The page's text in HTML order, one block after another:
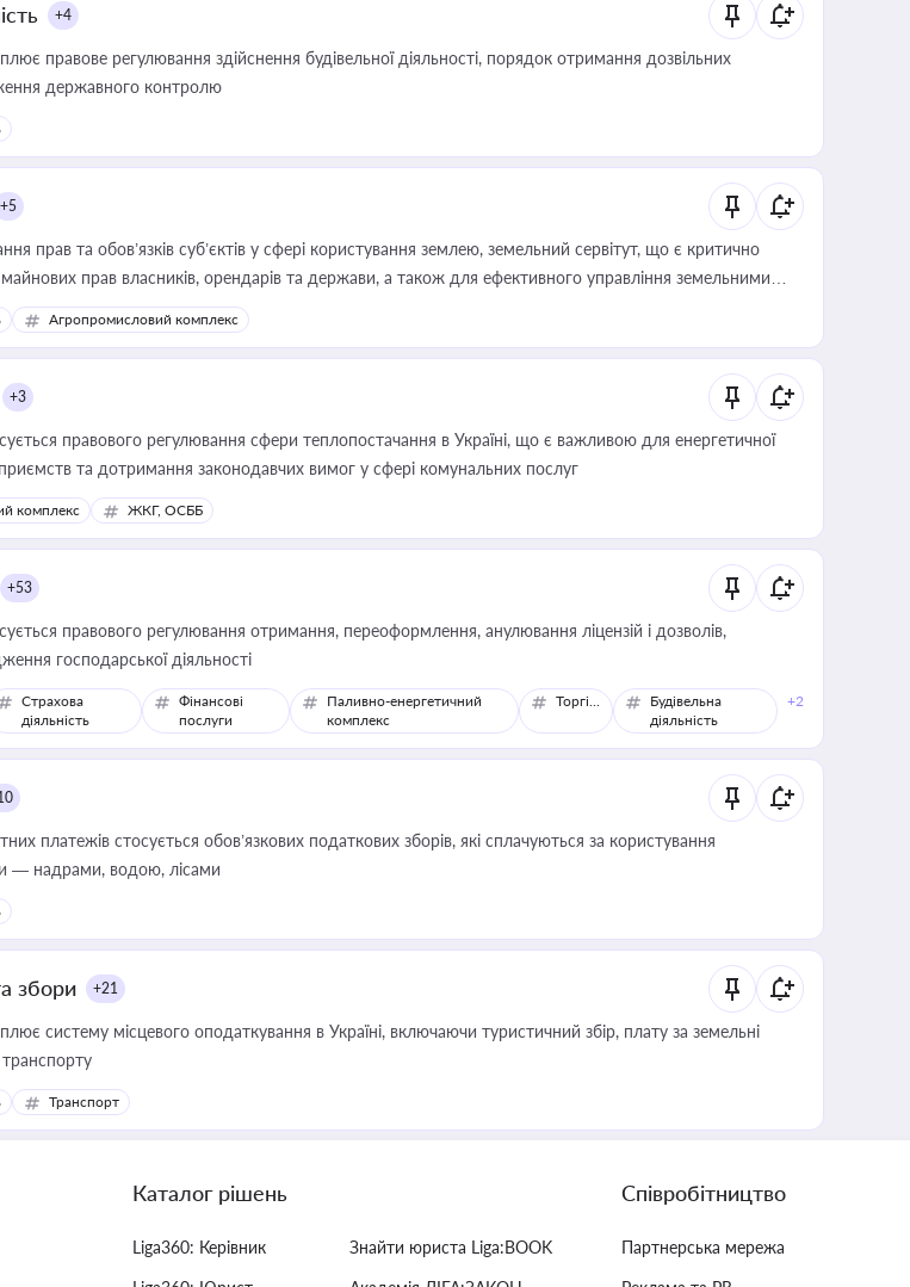
+4
правове регулювання здійснення будівельної діяльності, порядок отримання дозвільних
державного контролю
+5
прав та обов’язків суб’єктів у сфері користування землею, земельний сервітут, що є критично
прав власників, орендарів та держави, а також для ефективного управління земельними
Агропромисловий комплекс
+3
правового регулювання сфери теплопостачання в Україні, що є важливою для енергетичної
та дотримання законодавчих вимог у сфері комунальних послуг
комплекс ЖКГ, ОСББ
+53
правового регулювання отримання, переоформлення, анулювання ліцензій і дозволів,
господарської діяльності
Страхова
діяльність
Фінансові
послуги
Паливно-енергетичний
комплекс
Торгівля
Будівельна
діяльність
+2
платежів стосується обов’язкових податкових зборів, які сплачуються за користування
— надрами, водою, лісами
збори +21
систему місцевого оподаткування в Україні, включаючи туристичний збір, плату за земельні
ділянки, за паркування транспорту
Транспорт
Каталог рішень
Liga360: Керівник
Знайти юриста Liga:BOOK
Співробітництво
Партнерська мережа